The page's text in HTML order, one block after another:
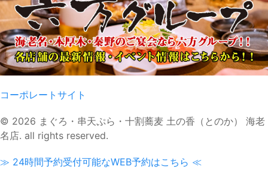
コーポレートサイト
© 2026 まぐろ・串天ぷら・十割蕎麦 土の香（とのか） 海老
名店. all rights reserved.
≫ 24時間予約受付可能なWEB予約はこちら ≪